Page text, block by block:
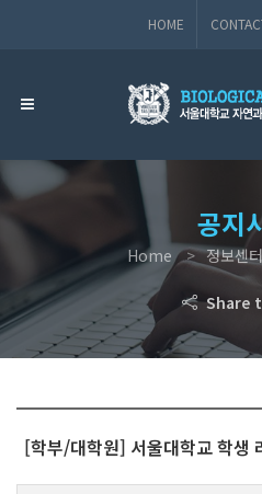
HOME
공지
Home 정보센터
Share
[학부/대학원] 서울대학교 학생